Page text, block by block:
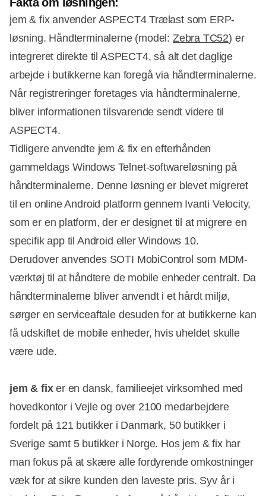
jem & fix anvender ASPECT4 Trælast som ERP-
løsning. Håndterminalerne (model: Zebra TC52) er
integreret direkte til ASPECT4, så alt det daglige
arbejde i butikkerne kan foregå via håndterminalerne.
Når registreringer foretages via håndterminalerne,
bliver informationen tilsvarende sendt videre til
ASPECT4.
Tidligere anvendte jem & fix en efterhånden
gammeldags Windows Telnet-softwareløsning på
håndterminalerne. Denne løsning er blevet migreret
til en online Android platform gennem Ivanti Velocity,
som er en platform, der er designet til at migrere en
specifik app til Android eller Windows 10.
Derudover anvendes SOTI MobiControl som MDM-
værktøj til at håndtere de mobile enheder centralt. Da
håndterminalerne bliver anvendt i et hårdt miljø,
sørger en serviceaftale desuden for at butikkerne kan
få udskiftet de mobile enheder, hvis uheldet skulle
være ude.
jem & fixer en dansk, familieejet virksomhed med
hovedkontor i Vejle og over 2100 medarbejdere
fordelt på 121 butikker i Danmark, 50 butikker i
Sverige samt 5 butikker i Norge. Hos jem & fix har
man fokus på at skære alle fordyrende omkostninger
væk for at sikre kunden den laveste pris. Syv år i